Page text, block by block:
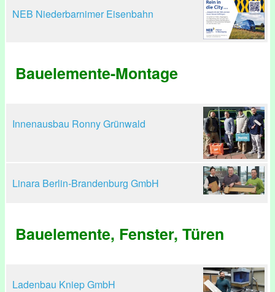
NEB Niederbarnimer Eisenbahn
Bauelemente-Montage
Innenausbau Ronny Grünwald
Linara Berlin-Brandenburg GmbH
Bauelemente, Fenster, Türen
Ladenbau Kniep GmbH